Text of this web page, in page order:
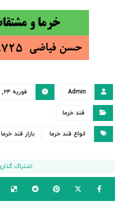
Admin فوریه ۲۴, ۲۰۲۰
قند خرما
انواع قند خرما بازار قند خرما